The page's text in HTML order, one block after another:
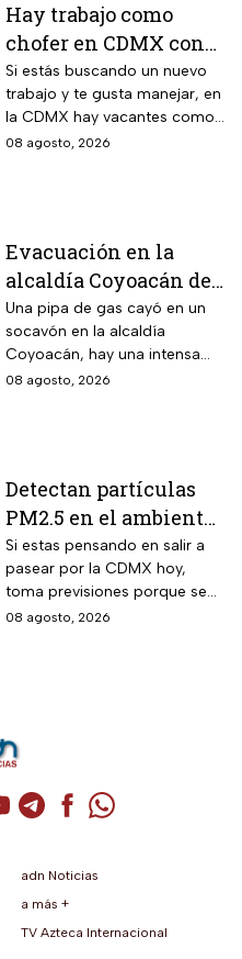
Hay trabajo como
chofer en CDMX con
sueldo de 13 mil 500
pesos; requisitos para
aplicar
Si estás buscando un nuevo
trabajo y te gusta manejar, en
la CDMX hay vacantes como
chofer y aquí te decimos
08 agosto, 2026
Evacuación en la
alcaldía Coyoacán de
CDMX tras caída de
una pipa en un
socavón
Una pipa de gas cayó en un
socavón en la alcaldía
Coyoacán, hay una intensa
movilización de servicios de
08 agosto, 2026
Detectan partículas
PM2.5 en el ambiente;
así esta la calidad del
aire hoy en la CDMX
Si estas pensando en salir a
pasear por la CDMX hoy,
toma previsiones porque se
detectaron partículas
08 agosto, 2026
/ Twitter (se abre en una
Instagram (se abre en una
de TikTok (se abre en
Cuenta de YouTube (se abre
Cuenta de Telegram (se
Cuenta de
Cuenta de
adn Noticias
a más +
TV Azteca Internacional